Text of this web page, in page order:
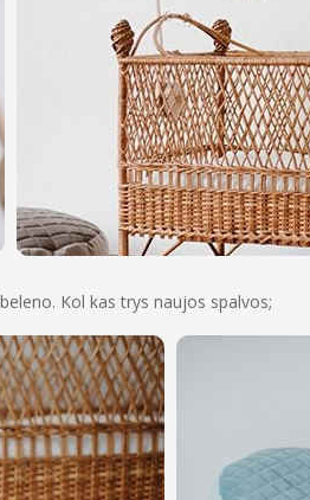
Kol kas trys naujos spalvos;